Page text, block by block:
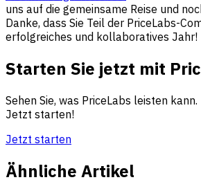
uns auf die gemeinsame Reise und
Danke, dass Sie Teil der PriceLabs-
erfolgreiches und kollaboratives Jahr!
Starten Sie jetzt mit
Sehen Sie, was PriceLabs leisten
Jetzt starten!
Jetzt starten
Ähnliche Artikel